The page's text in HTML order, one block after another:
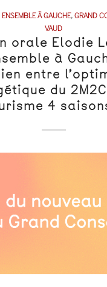
ENSEMBLE À GAUCHE,GRAND
VAUD
orale Elodie
à
entre
du
4